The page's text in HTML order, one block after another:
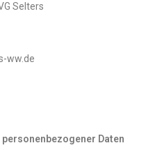
Selters
ww.de
Daten